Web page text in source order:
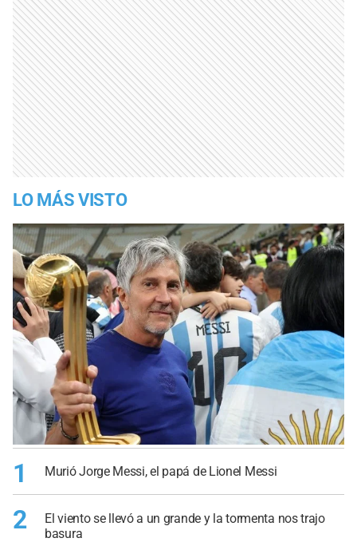
LO MÁS VISTO
1 Murió Jorge Messi, el papá de Lionel Messi
2
El viento se llevó a un grande y la tormenta nos trajo
basura